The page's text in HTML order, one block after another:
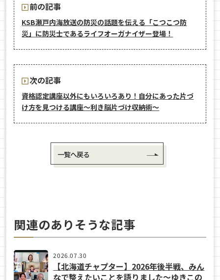
前の記事
KSB瀬戸内海放送の防災の話題を伝える「こつこつ防
災」に防災士であるライフオーガナイザー登場！
次の記事
資格認定講座以外にもいろいろあり！自分にあった片づ
け方を見つける講座〜利き脳片づけ収納術〜
一覧へ戻る
関連のありそうな記事
2026.07.30
【北海道チャプター】2026年後半戦、みん
なで整えたいことを語りました～ゆきこの